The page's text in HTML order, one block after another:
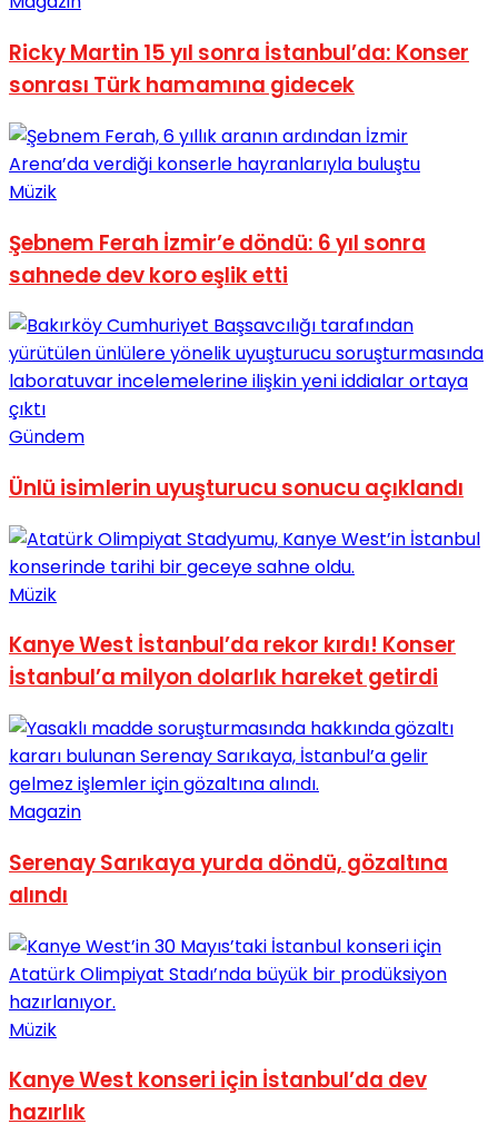
Ricky Martin 15 yıl sonra İstanbul’da: Konser
sonrası Türk hamamına gidecek
Müzik
Şebnem Ferah İzmir’e döndü: 6 yıl sonra
sahnede dev koro eşlik etti
Gündem
Ünlü isimlerin uyuşturucu sonucu açıklandı
Müzik
Kanye West İstanbul’da rekor kırdı! Konser
İstanbul’a milyon dolarlık hareket getirdi
Magazin
Serenay Sarıkaya yurda döndü, gözaltına
alındı
Müzik
Kanye West konseri için İstanbul’da dev
hazırlık